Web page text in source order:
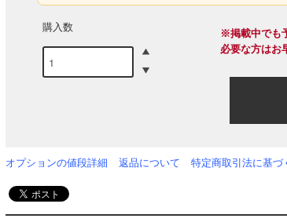
購入数
※掲載中でも
必要な方はお
オプションの値段詳細 返品について 特定商取引法に基づ